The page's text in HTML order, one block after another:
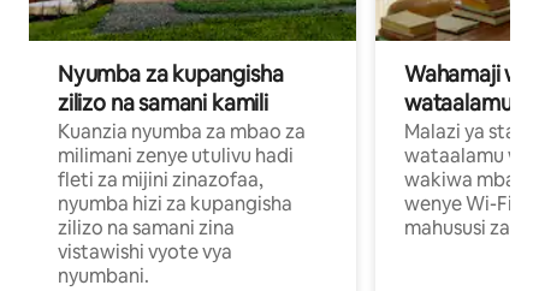
Nyumba za kupangisha
zilizo na samani kamili
Kuanzia nyumba za mbao za
milimani zenye utulivu hadi
fleti za mijini zinazofaa,
nyumba hizi za kupangisha
zilizo na samani zina
vistawishi vyote vya
nyumbani.
Wahamaji
wataalamu
Malazi ya
wataalamu
wakiwa mbali
wenye Wi-Fi
mahususi za